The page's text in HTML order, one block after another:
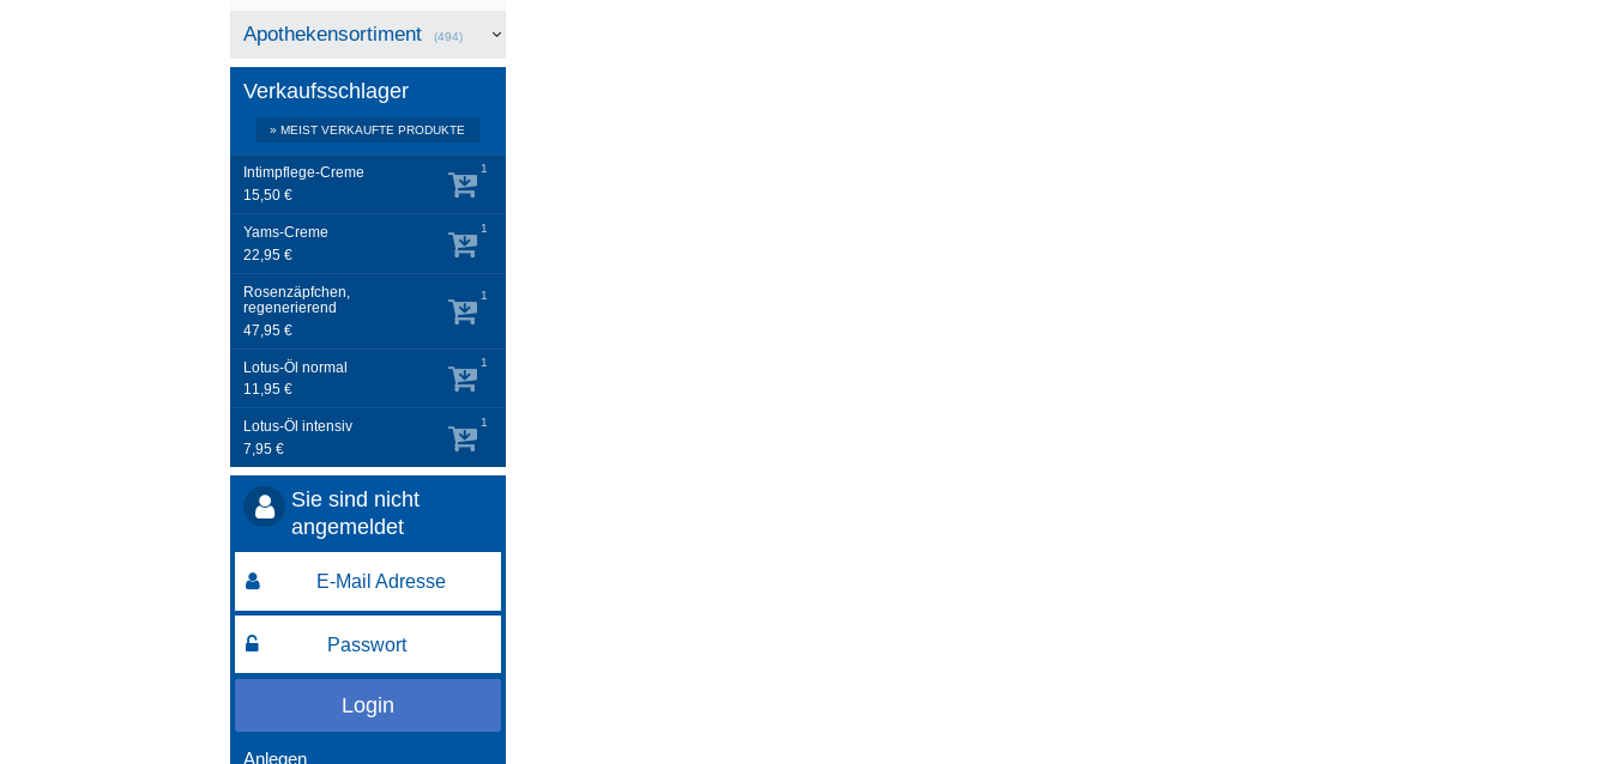
Sie sind nicht
angemeldet
Login
Anlegen
Apothekensortiment (494)
Verkaufsschlager
» MEIST VERKAUFTE PRODUKTE
Intimpflege-Creme
15,50 €
1
Yams-Creme
22,95 €
1
Rosenzäpfchen,
regenerierend
47,95 €
1
Lotus-Öl normal
11,95 €
1
Lotus-Öl intensiv
7,95 €
1